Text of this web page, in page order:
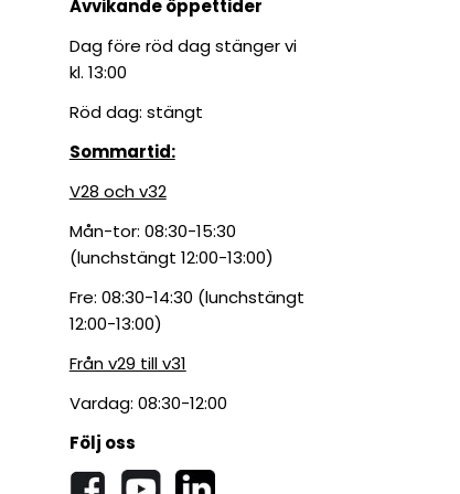
Avvikande öppettider
Dag före röd dag stänger vi
kl. 13:00
Röd dag: stängt
Sommartid:
V28 och v32
Mån-tor: 08:30-15:30
(lunchstängt 12:00-13:00)
Fre: 08:30-14:30 (lunchstängt
12:00-13:00)
Från v29 till v31
Vardag: 08:30-12:00
Följ oss